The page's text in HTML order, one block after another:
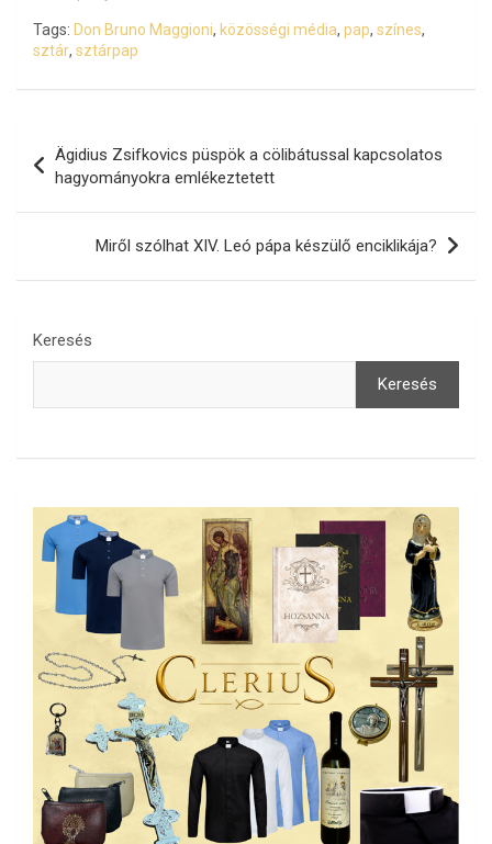
Tags: Don Bruno Maggioni, közösségi média, pap, színes,
sztár, sztárpap
Bejegyzés
navigáció
Ägidius Zsifkovics püspök a cölibátussal kapcsolatos
hagyományokra emlékeztetett
Miről szólhat XIV. Leó pápa készülő enciklikája?
Keresés
Keresés